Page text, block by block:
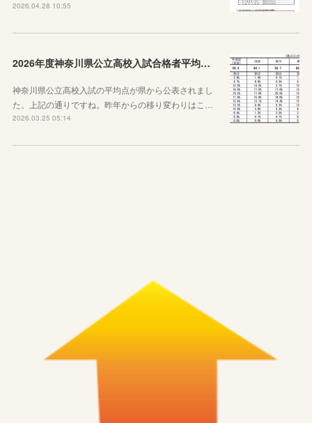
2026.04.28 10:55
2026年度神奈川県公立高校入試合格者平均点が公表されました
神奈川県公立高校入試の平均点が県から公表されまし
た。上記の通りですね。昨年からの移り変わりはこ…
2026.03.25 05:14